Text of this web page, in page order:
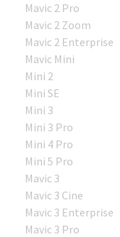
Mavic 2 Pro
Mavic 2 Zoom
Mavic 2 Enterprise
Mavic Mini
Mini 2
Mini SE
Mini 3
Mini 3 Pro
Mini 4 Pro
Mini 5 Pro
Mavic 3
Mavic 3 Cine
Mavic 3 Enterprise
Mavic 3 Pro